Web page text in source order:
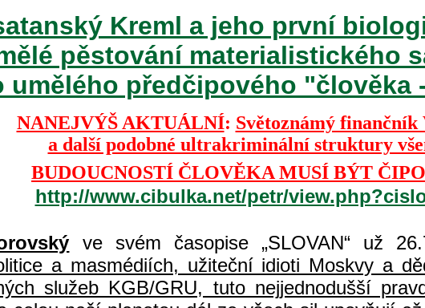
Kreml a jeho první
pěstování materialistického
umělého předčipového "člověka
NANEJVÝŠ AKTUÁLNÍ: Světoznámý
a další podobné ultrakriminální struktury
BUDOUCNOSTÍ ČLOVĚKA MUSÍ BÝT
http://www.cibulka.net/petr/
ve svém časopise „SLOVAN“ už
a masmédiích, užiteční idioti Moskvy a
služeb KGB/GRU, tuto nejjednodušší